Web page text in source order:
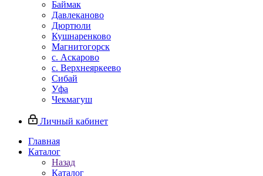
Баймак
Давлеканово
Дюртюли
Кушнаренково
Магнитогорск
с. Аскарово
с. Верхнеяркеево
Сибай
Уфа
Чекмагуш
Личный кабинет
Главная
Каталог
Назад
Каталог